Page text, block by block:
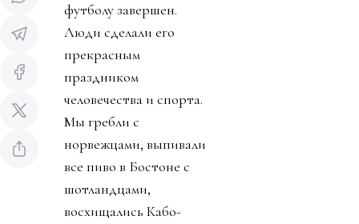
футболу завершен.
Люди сделали его
прекрасным
праздником
человечества и спорта.
Мы гребли с
норвежцами, выпивали
все пиво в Бостоне с
шотландцами,
восхищались Кабо-